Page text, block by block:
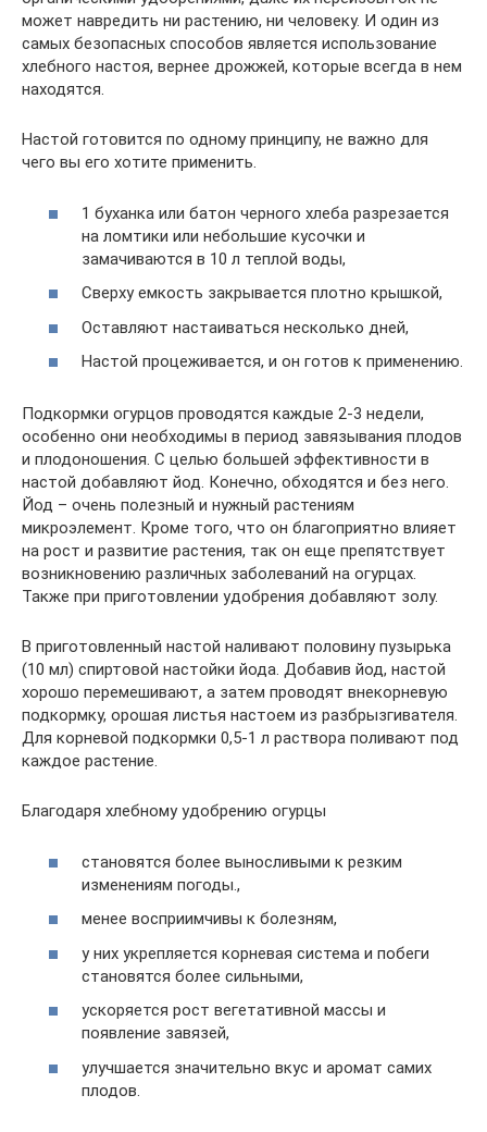
может навредить ни растению, ни человеку. И один из
самых безопасных способов является использование
хлебного настоя, вернее дрожжей, которые всегда в нем
находятся.
Настой готовится по одному принципу, не важно для
чего вы его хотите применить.
1 буханка или батон черного хлеба разрезается
на ломтики или небольшие кусочки и
замачиваются в 10 л теплой воды,
Сверху емкость закрывается плотно крышкой,
Оставляют настаиваться несколько дней,
Настой процеживается, и он готов к применению.
Подкормки огурцов проводятся каждые 2-3 недели,
особенно они необходимы в период завязывания плодов
и плодоношения. С целью большей эффективности в
настой добавляют йод. Конечно, обходятся и без него.
Йод – очень полезный и нужный растениям
микроэлемент. Кроме того, что он благоприятно влияет
на рост и развитие растения, так он еще препятствует
возникновению различных заболеваний на огурцах.
Также при приготовлении удобрения добавляют золу.
В приготовленный настой наливают половину пузырька
(10 мл) спиртовой настойки йода. Добавив йод, настой
хорошо перемешивают, а затем проводят внекорневую
подкормку, орошая листья настоем из разбрызгивателя.
Для корневой подкормки 0,5-1 л раствора поливают под
каждое растение.
Благодаря хлебному удобрению огурцы
становятся более выносливыми к резким
изменениям погоды.,
менее восприимчивы к болезням,
у них укрепляется корневая система и побеги
становятся более сильными,
ускоряется рост вегетативной массы и
появление завязей,
улучшается значительно вкус и аромат самих
плодов.